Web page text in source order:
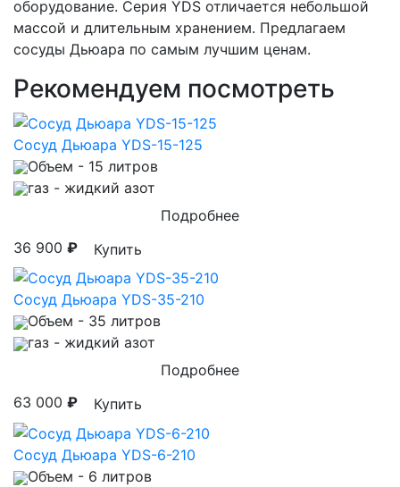
оборудование. Серия YDS отличается небольшой
массой и длительным хранением. Предлагаем
сосуды Дьюара по самым лучшим ценам.
Рекомендуем посмотреть
Сосуд Дьюара YDS-15-125
Объем - 15 литров
газ - жидкий азот
Подробнее
36 900 ₽ Купить
Сосуд Дьюара YDS-35-210
Объем - 35 литров
газ - жидкий азот
Подробнее
63 000 ₽ Купить
Сосуд Дьюара YDS-6-210
Объем - 6 литров